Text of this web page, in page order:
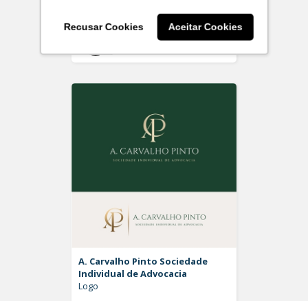
Recusar Cookies Aceitar Cookies
Rdesign SM Off
A. Carvalho Pinto Sociedade
Individual de Advocacia
Logo